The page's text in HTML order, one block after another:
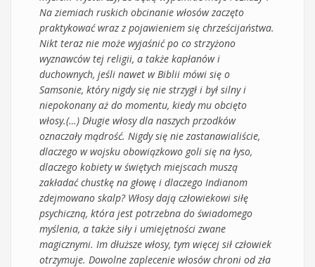
Na ziemiach ruskich obcinanie włosów zaczęto
praktykować wraz z pojawieniem się chrześcijaństwa.
Nikt teraz nie może wyjaśnić po co strzyżono
wyznawców tej religii, a także kapłanów i
duchownych, jeśli nawet w Biblii mówi się o
Samsonie, który nigdy się nie strzygł i był silny i
niepokonany aż do momentu, kiedy mu obcięto
włosy.(…) Długie włosy dla naszych przodków
oznaczały mądrość. Nigdy się nie zastanawialiście,
dlaczego w wojsku obowiązkowo goli się na łyso,
dlaczego kobiety w świętych miejscach muszą
zakładać chustkę na głowę i dlaczego Indianom
zdejmowano skalp? Włosy dają człowiekowi siłę
psychiczną, która jest potrzebna do świadomego
myślenia, a także siły i umiejętności zwane
magicznymi. Im dłuższe włosy, tym więcej sił człowiek
otrzymuje. Dowolne zaplecenie włosów chroni od zła